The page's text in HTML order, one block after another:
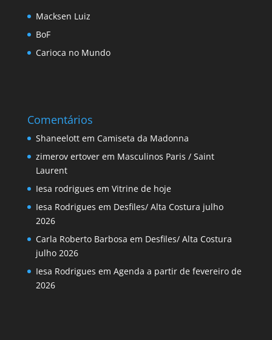
Macksen Luiz
BoF
Carioca no Mundo
Comentários
Shaneelottem Camiseta da Madonna
zimerov ertoverem Masculinos Paris / Saint
Laurent
Iesa rodrigues em Vitrine de hoje
Iesa Rodrigues em Desfiles/ Alta Costura julho
2026
Carla Roberto Barbosa em Desfiles/ Alta Costura
julho 2026
Iesa Rodrigues em Agenda a partir de fevereiro de
2026